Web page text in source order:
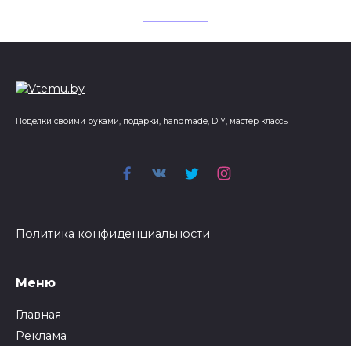
Поделки своими руками, подарки, handmade, DIY, мастер классы
Политика конфиденциальности
Меню
Главная
Реклама